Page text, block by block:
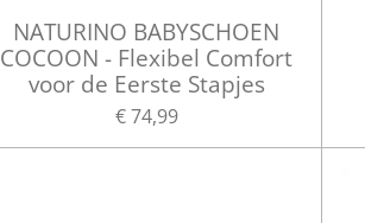
NATURINO BABYSCHOEN
COCOON - Flexibel Comfort
voor de Eerste Stapjes
€ 74,99